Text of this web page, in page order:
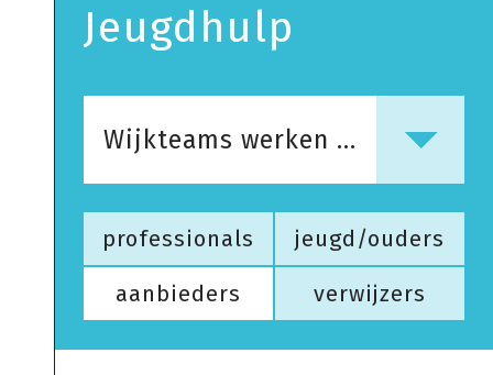
Jeugdhulp
Wijkteams werken met Jeugd
professionals jeugd/ouders
aanbieders verwijzers